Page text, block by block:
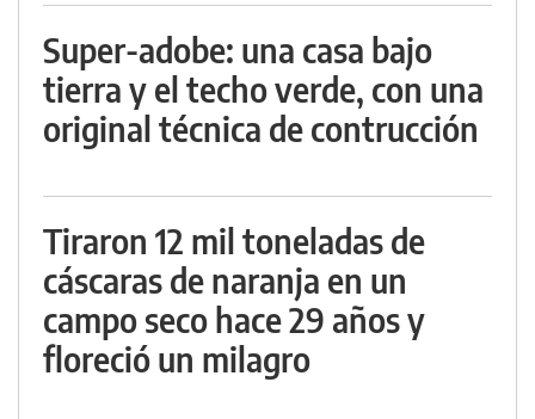
Super-adobe: una casa bajo
tierra y el techo verde, con una
original técnica de contrucción
Tiraron 12 mil toneladas de
cáscaras de naranja en un
campo seco hace 29 años y
floreció un milagro